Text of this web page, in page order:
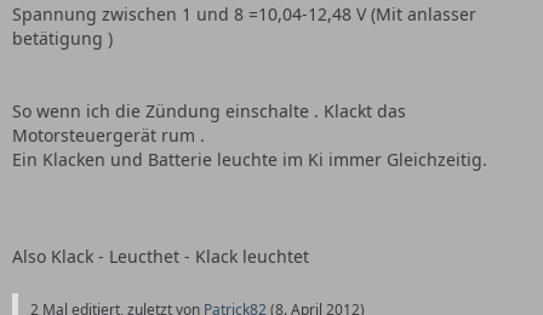
Spannung zwischen 1 und 8 =10,04-12,48 V (Mit anlasser
betätigung )
So wenn ich die Zündung einschalte . Klackt das
Motorsteuergerät rum .
Ein Klacken und Batterie leuchte im Ki immer Gleichzeitig.
Also Klack - Leucthet - Klack leuchtet
2 Mal editiert, zuletzt von Patrick82(8. April 2012)